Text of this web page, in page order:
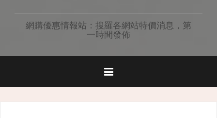
網購優惠情報站：搜羅各網站特價消息，第
一時間發佈